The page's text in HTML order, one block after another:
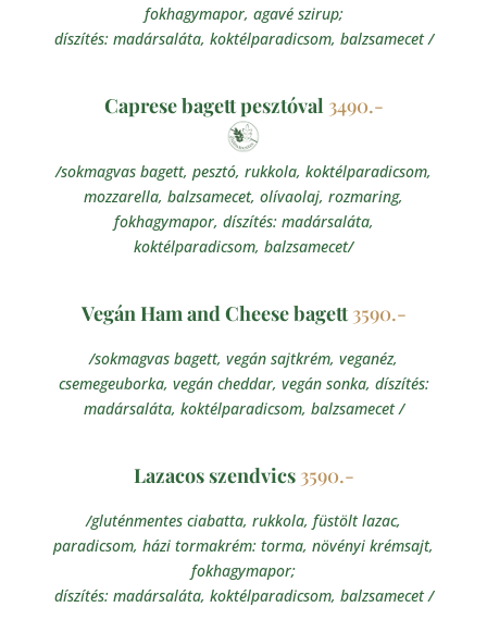
fokhagymapor, agavé szirup;
díszítés: madársaláta, koktélparadicsom, balzsamecet /
Caprese bagett pesztóval 3490.-
/sokmagvas bagett, pesztó, rukkola, koktélparadicsom,
mozzarella, balzsamecet, olívaolaj, rozmaring,
fokhagymapor, díszítés: madársaláta,
koktélparadicsom, balzsamecet/
Vegán Ham and Cheese bagett 3590.-
/sokmagvas bagett, vegán sajtkrém, veganéz,
csemegeuborka, vegán cheddar, vegán sonka, díszítés:
madársaláta, koktélparadicsom, balzsamecet /
Lazacos szendvics 3590.-
/gluténmentes ciabatta, rukkola, füstölt lazac,
paradicsom, házi tormakrém: torma, növényi krémsajt,
fokhagymapor;
díszítés: madársaláta, koktélparadicsom, balzsamecet /